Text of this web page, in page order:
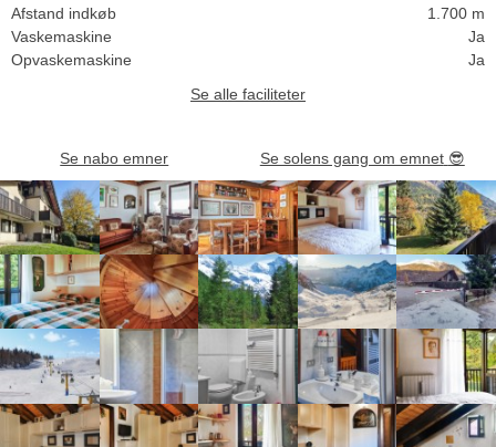
Afstand indkøb
1.700 m
Vaskemaskine
Ja
Opvaskemaskine
Ja
Se alle faciliteter
Se nabo emner Se solens gang om emnet 😎